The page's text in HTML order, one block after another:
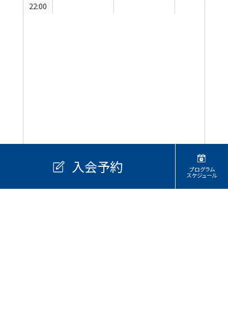
22:00
入会予約
プログラム
スケジュール